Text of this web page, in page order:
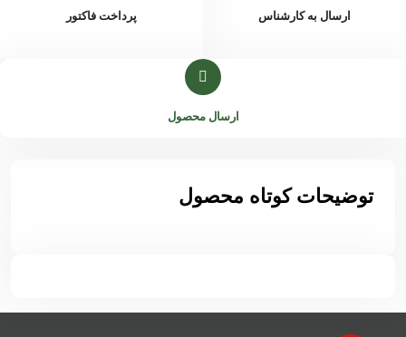
ارسال به کارشناس پرداخت فاکتور
ارسال محصول
توضیحات کوتاه محصول